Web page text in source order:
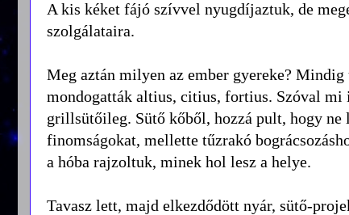
A kis kéket fájó szívvel nyugdíjaztuk, de
szolgálataira.
Meg aztán milyen az ember gyereke?
mondogatták altius, citius, fortius. Szóval
grillsütőileg. Sütő kőből, hozzá pult, hogy
finomságokat, mellette tűzrakó
a hóba rajzoltuk, minek hol lesz a helye.
Tavasz lett, majd elkezdődött nyár, sütő-